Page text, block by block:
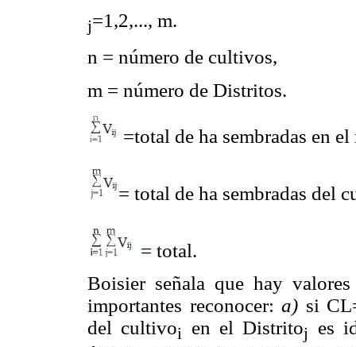
j=1,2,..., m.
n = número de cultivos,
m = número de Distritos.
=total de ha sembradas en
= total de ha sembradas del
= total.
Boisier señala que hay
importantes reconocer: a) si
del cultivoi en el Distritoj
es